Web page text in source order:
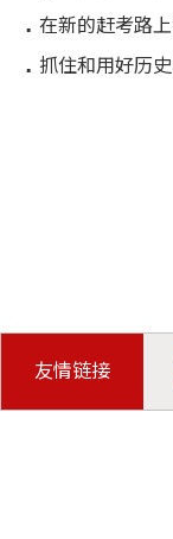
在新的赶考路
抓住和用好历
友情链接